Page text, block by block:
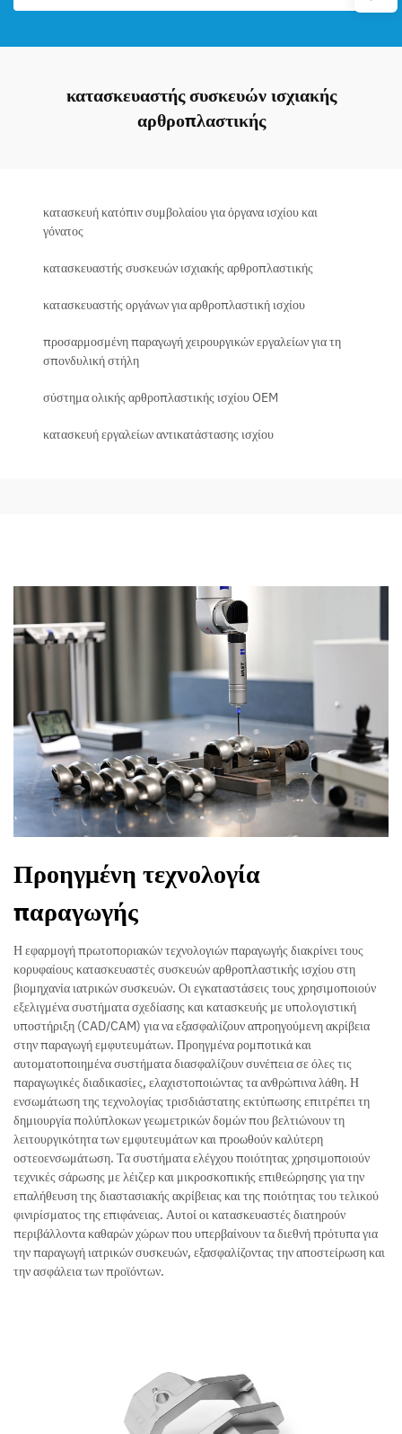
κατασκευαστής συσκευών ισχιακής
αρθροπλαστικής
κατασκευή κατόπιν συμβολαίου για όργανα ισχίου και
γόνατος
κατασκευαστής συσκευών ισχιακής αρθροπλαστικής
κατασκευαστής οργάνων για αρθροπλαστική ισχίου
προσαρμοσμένη παραγωγή χειρουργικών εργαλείων για τη
σπονδυλική στήλη
σύστημα ολικής αρθροπλαστικής ισχίου OEM
κατασκευή εργαλείων αντικατάστασης ισχίου
Προηγμένη τεχνολογία
παραγωγής
Η εφαρμογή πρωτοποριακών τεχνολογιών παραγωγής διακρίνει τους
κορυφαίους κατασκευαστές συσκευών αρθροπλαστικής ισχίου στη
βιομηχανία ιατρικών συσκευών. Οι εγκαταστάσεις τους χρησιμοποιούν
εξελιγμένα συστήματα σχεδίασης και κατασκευής με υπολογιστική
υποστήριξη (CAD/CAM) για να εξασφαλίζουν απροηγούμενη ακρίβεια
στην παραγωγή εμφυτευμάτων. Προηγμένα ρομποτικά και
αυτοματοποιημένα συστήματα διασφαλίζουν συνέπεια σε όλες τις
παραγωγικές διαδικασίες, ελαχιστοποιώντας τα ανθρώπινα λάθη. Η
ενσωμάτωση της τεχνολογίας τρισδιάστατης εκτύπωσης επιτρέπει τη
δημιουργία πολύπλοκων γεωμετρικών δομών που βελτιώνουν τη
λειτουργικότητα των εμφυτευμάτων και προωθούν καλύτερη
οστεοενσωμάτωση. Τα συστήματα ελέγχου ποιότητας χρησιμοποιούν
τεχνικές σάρωσης με λέιζερ και μικροσκοπικής επιθεώρησης για την
επαλήθευση της διαστασιακής ακρίβειας και της ποιότητας του τελικού
φινιρίσματος της επιφάνειας. Αυτοί οι κατασκευαστές διατηρούν
περιβάλλοντα καθαρών χώρων που υπερβαίνουν τα διεθνή πρότυπα για
την παραγωγή ιατρικών συσκευών, εξασφαλίζοντας την αποστείρωση και
την ασφάλεια των προϊόντων.